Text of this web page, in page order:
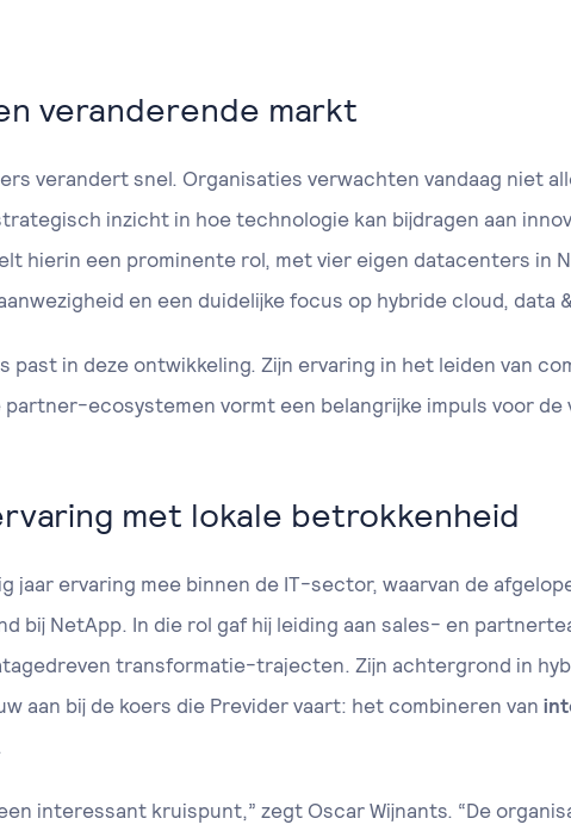
veranderende markt
verandert snel. Organisaties verwachten vandaag niet
inzicht in hoe technologie kan bijdragen aan
hierin een prominente rol, met vier eigen datacenters in
en een duidelijke focus op hybride cloud, data
past in deze ontwikkeling. Zijn ervaring in het leiden van
ecosystemen vormt een belangrijke impuls voor de
met lokale betrokkenheid
jaar ervaring mee binnen de IT-sector, waarvan de
bij NetApp. In die rol gaf hij leiding aan sales- en
transformatie-trajecten. Zijn achtergrond in
aan bij de koers die Previder vaart: het combineren van
interessant kruispunt,” zegt Oscar Wijnants. “De